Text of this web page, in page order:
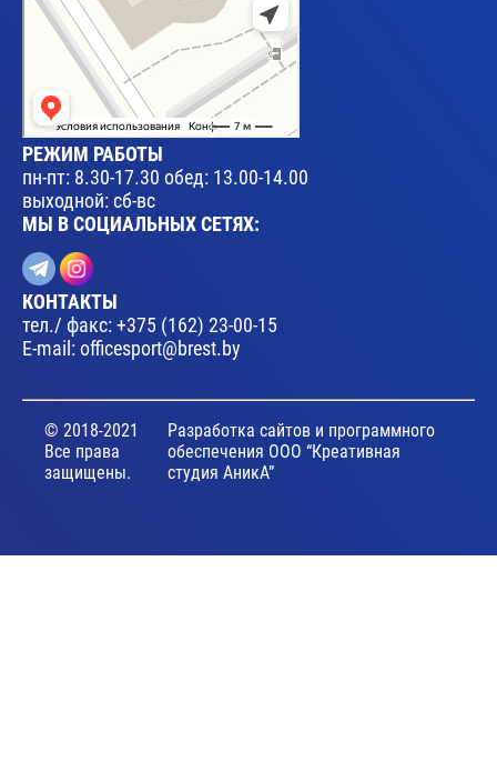
РЕЖИМ РАБОТЫ
пн-пт: 8.30-17.30 обед: 13.00-14.00
выходной: сб-вс
МЫ В СОЦИАЛЬНЫХ СЕТЯХ:
КОНТАКТЫ
тел./ факс: +375 (162) 23-00-15
E-mail: officesport@brest.by
© 2018-2021
Все права
защищены.
Разработка сайтов и программного
обеспечения ООО “Креативная
студия АникА”